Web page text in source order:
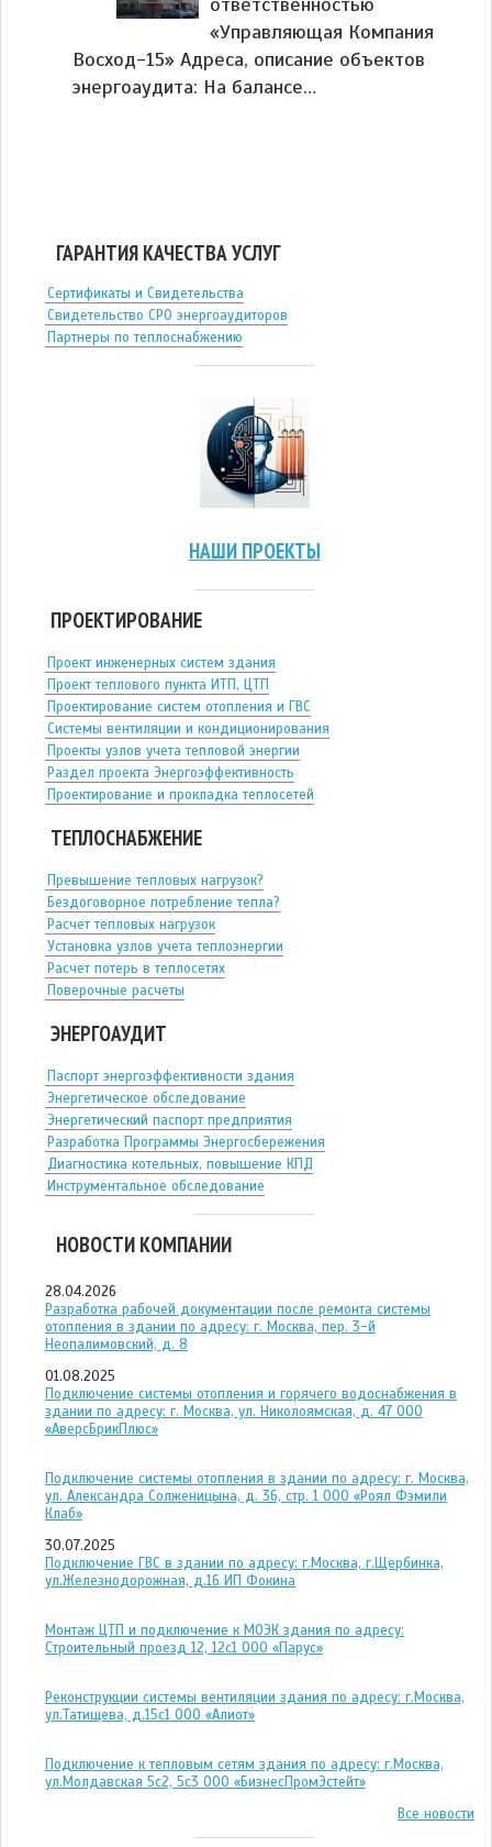
«Управляющая Компания
Восход-15» Адреса, описание объектов
энергоаудита: На балансе…
ГАРАНТИЯ КАЧЕСТВА УСЛУГ
Сертификаты и Свидетельства
Свидетельство СРО энергоаудиторов
Партнеры по теплоснабжению
НАШИ ПРОЕКТЫ
ПРОЕКТИРОВАНИЕ
Проект инженерных систем здания
Проект теплового пункта ИТП, ЦТП
Проектирование систем отопления и ГВС
Системы вентиляции и кондиционирования
Проекты узлов учета тепловой энергии
Раздел проекта Энергоэффективность
Проектирование и прокладка теплосетей
ТЕПЛОСНАБЖЕНИЕ
Превышение тепловых нагрузок?
Бездоговорное потребление тепла?
Расчет тепловых нагрузок
Установка узлов учета теплоэнергии
Расчет потерь в теплосетях
Поверочные расчеты
ЭНЕРГОАУДИТ
Паспорт энергоэффективности здания
Энергетическое обследование
Энергетический паспорт предприятия
Разработка Программы Энергосбережения
Диагностика котельных, повышение КПД
Инструментальное обследование
НОВОСТИ КОМПАНИИ
28.04.2026
Разработка рабочей документации после ремонта системы
отопления в здании по адресу: г. Москва, пер. 3-й
Неопалимовский, д. 8
01.08.2025
Подключение системы отопления и горячего водоснабжения в
здании по адресу: г. Москва, ул. Николоямская, д. 47 ООО
«АверсБрикПлюс»
Подключение системы отопления в здании по адресу: г. Москва,
ул. Александра Солженицына, д. 36, стр. 1 ООО «Роял Фэмили
Клаб»
30.07.2025
Подключение ГВС в здании по адресу: г.Москва, г.Щербинка,
ул.Железнодорожная, д.16 ИП Фокина
Монтаж ЦТП и подключение к МОЭК здания по адресу:
Строительный проезд 12, 12с1 ООО «Парус»
Реконструкции системы вентиляции здания по адресу: г.Москва,
ул.Татищева, д.15с1 ООО «Алиот»
Подключение к тепловым сетям здания по адресу: г.Москва,
ул.Молдавская 5с2, 5с3 ООО «БизнесПромЭстейт»
Все новости